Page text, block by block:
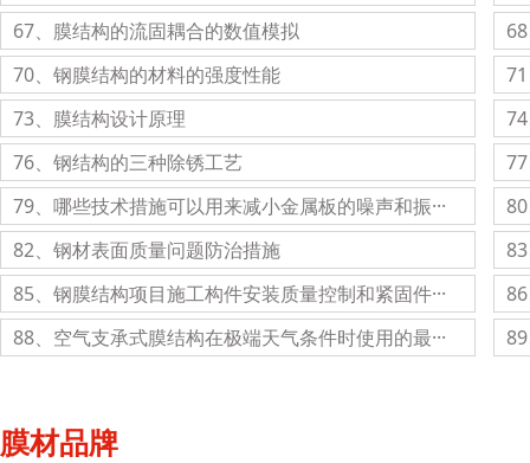
67、膜结构的流固耦合的数值模拟
70、钢膜结构的材料的强度性能
73、膜结构设计原理
76、钢结构的三种除锈工艺
79、哪些技术措施可以用来减小金属板的噪声和振···
82、钢材表面质量问题防治措施
85、钢膜结构项目施工构件安装质量控制和紧固件···
88、空气支承式膜结构在极端天气条件时使用的最···
膜材品牌